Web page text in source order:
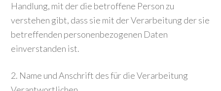
Handlung, mit der die betroffene Person zu
verstehen gibt, dass sie mit der Verarbeitung der sie
betreffenden personenbezogenen Daten
einverstanden ist.
2. Name und Anschrift des für die Verarbeitung